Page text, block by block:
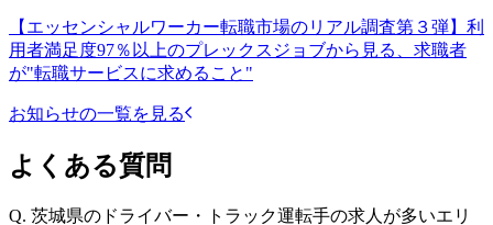
【エッセンシャルワーカー転職市場のリアル調査第３弾】利
用者満足度97％以上のプレックスジョブから見る、求職者
が"転職サービスに求めること"
お知らせの一覧を見る
よくある質問
Q. 茨城県のドライバー・トラック運転手の求人が多いエリ